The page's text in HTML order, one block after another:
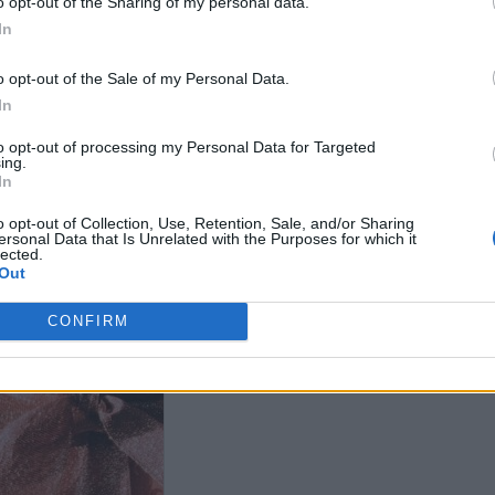
opt-out of the Sale of my Personal Data.
opt-out of processing my Personal Data for Targeted
opt-out of Collection, Use, Retention, Sale, and/or Sharing
Data that Is Unrelated with the Purposes for which it
CONFIRM